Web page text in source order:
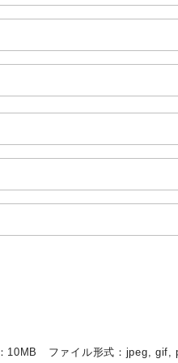
：10MB ファイル形式：jpeg, gif,